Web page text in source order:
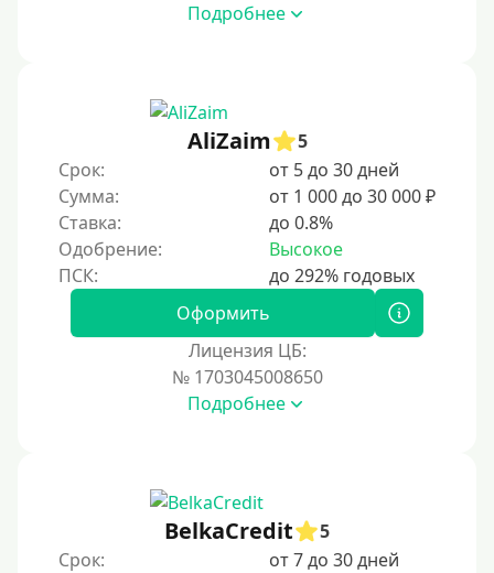
За час
Срочные
Моментальные онлайн
Экспресс
В день обращения
С 21 года
Подробнее
AliZaim
5
Срок:
от 5 до 30 дней
Сумма:
от 1 000 до 30 000 ₽
Ставка:
до 0.8%
Одобрение:
Высокое
Оформить
Лицензия ЦБ:
№ 1703045008650
Подробнее
BelkaCredit
5
Срок:
от 7 до 30 дней